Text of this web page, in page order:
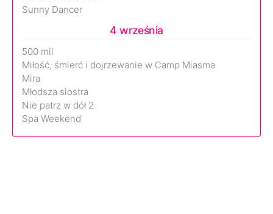
Sunny Dancer
4 września
500 mil
Miłość, śmierć i dojrzewanie w Camp Miasma
Mira
Młodsza siostra
Nie patrz w dół 2
Spa Weekend